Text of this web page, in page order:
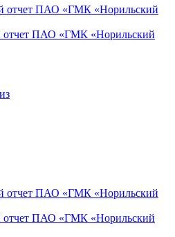
отчет ПАО «ГМК «Норильский
отчет ПАО «ГМК «Норильский
отчет ПАО «ГМК «Норильский
отчет ПАО «ГМК «Норильский